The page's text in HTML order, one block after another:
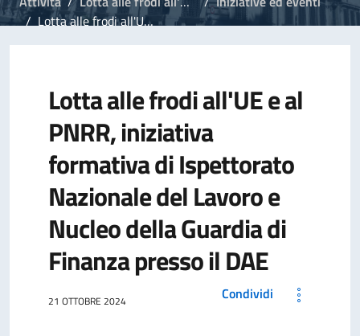
Lotta alle frodi all'UE e al PNRR, iniziativa formativa di Ispettorato Nazionale del Lavoro e Nucleo della Guardia di Finanza presso il DAE
Lotta alle frodi all'UE e al
PNRR, iniziativa
formativa di Ispettorato
Nazionale del Lavoro e
Nucleo della Guardia di
Finanza presso il DAE
21 OTTOBRE 2024 Condividi